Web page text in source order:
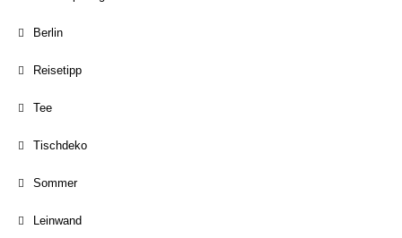
Berlin
Reisetipp
Tee
Tischdeko
Sommer
Leinwand